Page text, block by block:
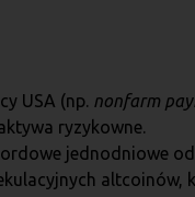
USA (np. nonfarm
ryzykowne.
jednodniowe
altcoinów,